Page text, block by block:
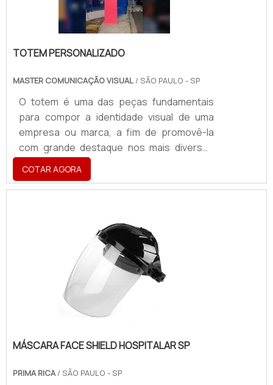
TOTEM PERSONALIZADO
MASTER COMUNICAÇÃO VISUAL / SÃO PAULO - SP
O totem é uma das peças fundamentais
para compor a identidade visual de uma
empresa ou marca, a fim de promovê-la
com grande destaque nos mais diversos
ambientes. Nesse sentido, é de suma
importância adquirir um totem
personalizado, com o objetivo de alinhar
valor e a missão de cada empresa.Como
uma das soluções mais eficazes para
destacar uma empresa, marca ou um
produto, o totem permite obter grande
visibilidade, com ou sem iluminação,
podendo, ainda, ser.
COTAR AGORA
MÁSCARA FACE SHIELD HOSPITALAR SP
PRIMA RICA/ SÃO PAULO - SP